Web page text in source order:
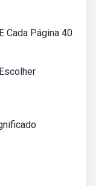
Cada Página 40